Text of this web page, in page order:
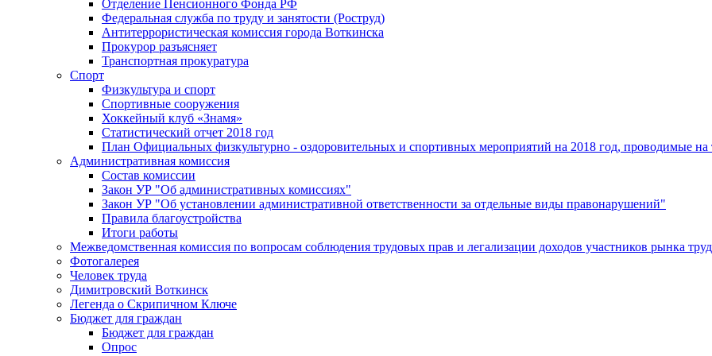
Отделение Пенсионного Фонда РФ
Федеральная служба по труду и занятости (Роструд)
Антитеррористическая комиссия города Воткинска
Прокурор разъясняет
Транспортная прокуратура
Спорт
Физкультура и спорт
Спортивные сооружения
Хоккейный клуб «Знамя»
Статистический отчет 2018 год
План Официальных физкультурно - оздоровительных и спортивных мероприятий на 2018 год, проводимые
Административная комиссия
Состав комиссии
Закон УР "Об административных комиссиях"
Закон УР "Об установлении административной ответственности за отдельные виды правонарушений"
Правила благоустройства
Итоги работы
Межведомственная комиссия по вопросам соблюдения трудовых прав и легализации доходов участников рынка
Фотогалерея
Человек труда
Димитровский Воткинск
Легенда о Скрипичном Ключе
Бюджет для граждан
Бюджет для граждан
Опрос